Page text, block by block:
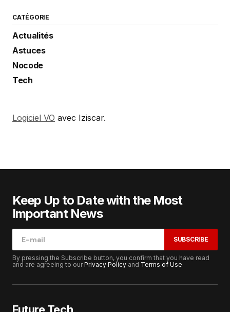
CATÉGORIE
Actualités
Astuces
Nocode
Tech
Logiciel VO avec Iziscar.
Keep Up to Date with the Most
Important News
SUBSCRIBE
By pressing the Subscribe button, you confirm that you have read
and are agreeing to ourPrivacy Policy and Terms of Use